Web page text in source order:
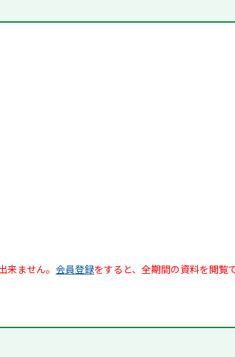
ません。 会員登録をすると、全期間の資料を閲覧